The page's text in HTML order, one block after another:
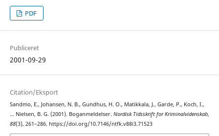
PDF
Publiceret
2001-09-29
Citation/Eksport
Sandmo, E., Johansen, N. B., Gundhus, H. O., Matikkala, J., Garde, P., Koch, I.,
… Nielsen, B. G. (2001). Boganmeldelser. Nordisk Tidsskrift for Kriminalvidenskab,
88(3), 261–286. https://doi.org/10.7146/ntfk.v88i3.71523